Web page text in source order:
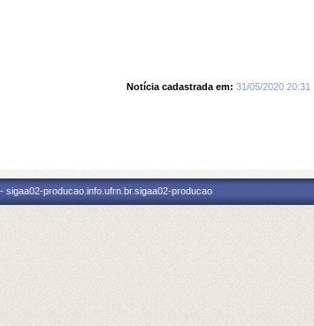
Notícia cadastrada em: 31/05/2020 20:31
producao.info.ufrn.br.sigaa02-producao